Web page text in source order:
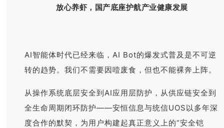
放心养虾，国产底座护航产业健康发展
AI智能体时代已经来临，AI Bot的爆发式普及是不可逆
转的趋势。我们不需要因噎废食，但也不能裸奔上阵。
从操作系统底层安全到AI应用层防护，从供应链安全到
全生命周期闭环防护——安恒信息与统信UOS以多年深
度合作的默契，为用户构建起真正意义上的“安全铠